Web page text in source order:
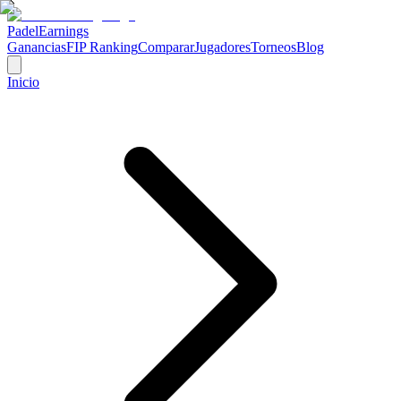
PadelEarnings
GananciasFIP RankingCompararJugadoresTorneosBlog
Inicio